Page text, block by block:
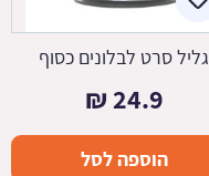
גליל סרט לבלונים כסוף
24.9
₪
הוספה לסל